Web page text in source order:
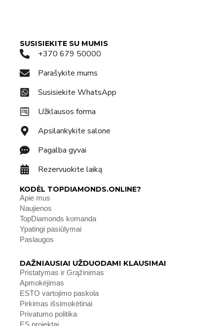
SUSISIEKITE SU MUMIS
+370 679 50000
Parašykite mums
Susisiekite WhatsApp
Užklausos forma
Apsilankykite salone
Pagalba gyvai
Rezervuokite laiką
KODĖL TOPDIAMONDS.ONLINE?
Apie mus
Naujienos
TopDiamonds komanda
Ypatingi pasiūlymai
Paslaugos
DAŽNIAUSIAI UŽDUODAMI KLAUSIMAI
Pristatymas ir Grąžinimas
Apmokėjimas
ESTO vartojimo paskola
Pirkimas išsimokėtinai
Privatumo politika
ES projektai